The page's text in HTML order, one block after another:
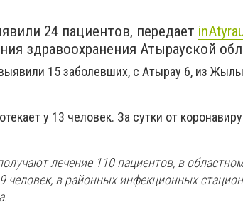
24 пациентов, передает
здравоохранения Атырауской
15 заболевших, с Атырау 6, из
у 13 человек. За сутки от
лечение 110 пациентов, в
человек, в районных инфекционных